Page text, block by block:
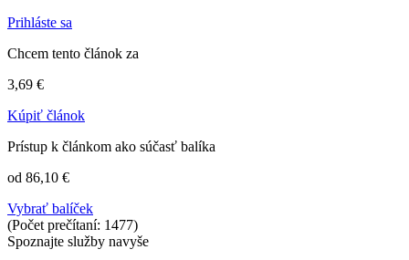
Prihláste sa
Chcem tento článok za
3,69 €
Kúpiť článok
Prístup k článkom ako súčasť balíka
od 86,10 €
Vybrať balíček
(Počet prečítaní: 1477)
Spoznajte služby navyše